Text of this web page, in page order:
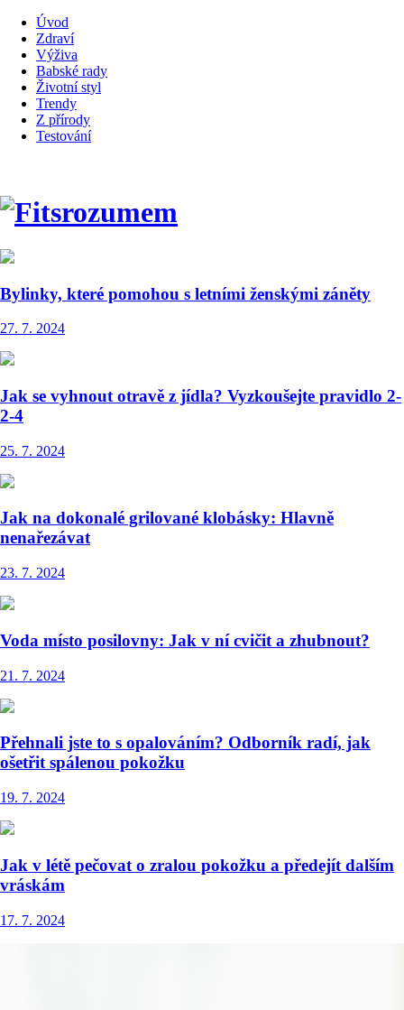
Úvod
Zdraví
Výživa
Babské rady
Životní styl
Trendy
Z přírody
Testování
Bylinky, které pomohou s letními ženskými záněty
27. 7. 2024
Jak se vyhnout otravě z jídla? Vyzkoušejte pravidlo 2-
2-4
25. 7. 2024
Jak na dokonalé grilované klobásky: Hlavně
nenařezávat
23. 7. 2024
Voda místo posilovny: Jak v ní cvičit a zhubnout?
21. 7. 2024
Přehnali jste to s opalováním? Odborník radí, jak
ošetřit spálenou pokožku
19. 7. 2024
Jak v létě pečovat o zralou pokožku a předejít dalším
vráskám
17. 7. 2024